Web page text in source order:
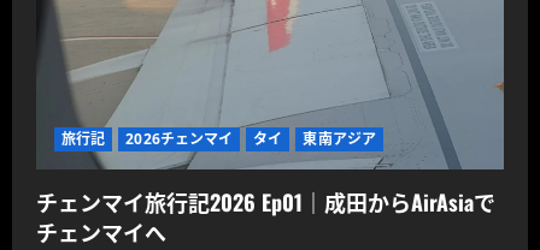
旅行記 2026チェンマイ タイ 東南アジア
チェンマイ旅行記2026 Ep01｜成田からAirAsiaで
チェンマイへ